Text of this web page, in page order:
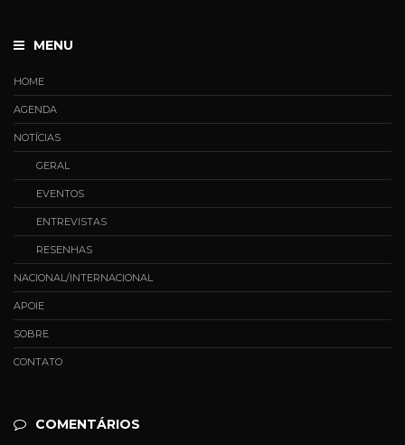
MENU
HOME
AGENDA
NOTÍCIAS
GERAL
EVENTOS
ENTREVISTAS
RESENHAS
NACIONAL/INTERNACIONAL
APOIE
SOBRE
CONTATO
COMENTÁRIOS